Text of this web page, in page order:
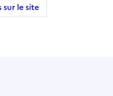
sur le site